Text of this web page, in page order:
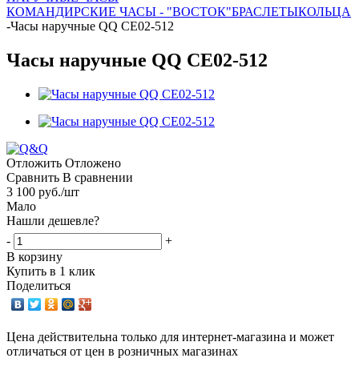
КОМАНДИРСКИЕ ЧАСЫ - "ВОСТОК"БРАСЛЕТЫКОЛЬЦА
-Часы наручные QQ CE02-512
Часы наручные QQ CE02-512
Отложить Отложено
Сравнить В сравнении
3 100 руб./шт
Мало
Нашли дешевле?
-
+
В корзину
Купить в 1 клик
Поделиться
Цена действительна только для интернет-магазина и может
отличаться от цен в розничных магазинах